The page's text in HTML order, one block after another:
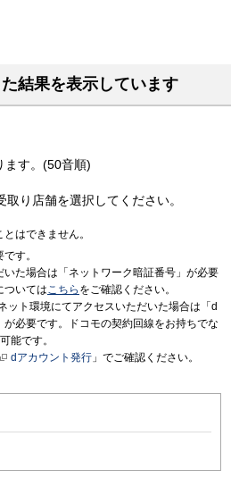
結果を表示しています
ます。(50音順)
り店舗を選択してください。
はできません。
す。
いた場合は「ネットワーク暗証番号」が必要
ついてはこちら をご確認ください。
ット環境にてアクセスいただいた場合は「d
必要です。ドコモの契約回線をお持ちでな
能です。
dアカウント発行 」でご確認ください。